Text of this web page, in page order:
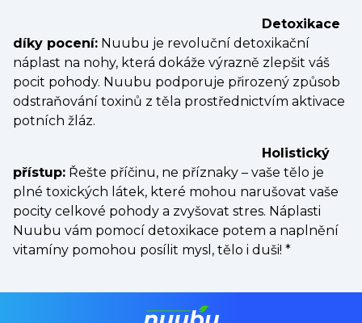
Detoxikace
díky pocení: Nuubu je revoluční detoxikační
náplast na nohy, která dokáže výrazně zlepšit váš
pocit pohody. Nuubu podporuje přirozený způsob
odstraňování toxinů z těla prostřednictvím aktivace
potních žláz.
Holistický
přístup: Řešte příčinu, ne příznaky – vaše tělo je
plné toxických látek, které mohou narušovat vaše
pocity celkové pohody a zvyšovat stres. Náplasti
Nuubu vám pomocí detoxikace potem a naplnění
vitamíny pomohou posílit mysl, tělo i duši! *